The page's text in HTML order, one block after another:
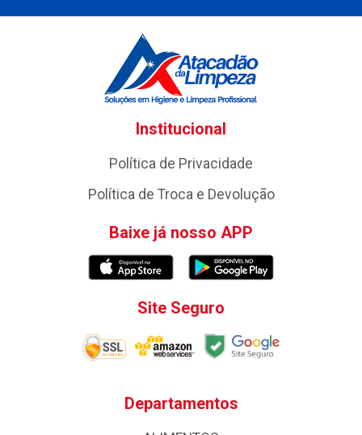
Institucional
Política de Privacidade
Política de Troca e Devolução
Baixe já nosso APP
Site Seguro
Departamentos